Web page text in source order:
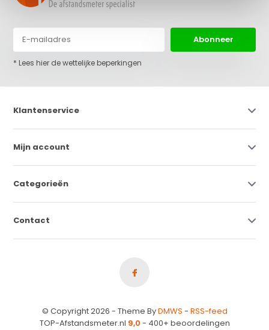
Abonneer
* Lees hier de wettelijke beperkingen
Klantenservice
Mijn account
Categorieën
Contact
© Copyright 2026 - Theme ByDMWS - RSS-feed
TOP-Afstandsmeter.nl 9,0 - 400+ beoordelingen